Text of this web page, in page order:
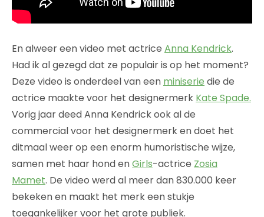
En alweer een video met actrice Anna Kendrick.
Had ik al gezegd dat ze populair is op het moment?
Deze video is onderdeel van een miniserie die de
actrice maakte voor het designermerk Kate Spade.
Vorig jaar deed Anna Kendrick ook al de
commercial voor het designermerk en doet het
ditmaal weer op een enorm humoristische wijze,
samen met haar hond enGirls-actrice Zosia
Mamet. De video werd al meer dan 830.000 keer
bekeken en maakt het merk een stukje
toegankelijker voor het grote publiek.